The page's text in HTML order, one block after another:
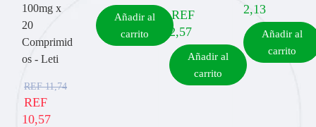
100mg x
20
Comprimid
os - Leti
REF11,74
REF
10,57
Añadir al
carrito
REF
2,57
Añadir al
carrito
2,13
Añadir al
carrito